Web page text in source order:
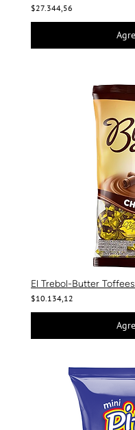
$27.344,56
El Trebol-Butter
$10.134,12